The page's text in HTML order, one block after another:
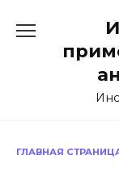
содержанию
ГЛАВНАЯ